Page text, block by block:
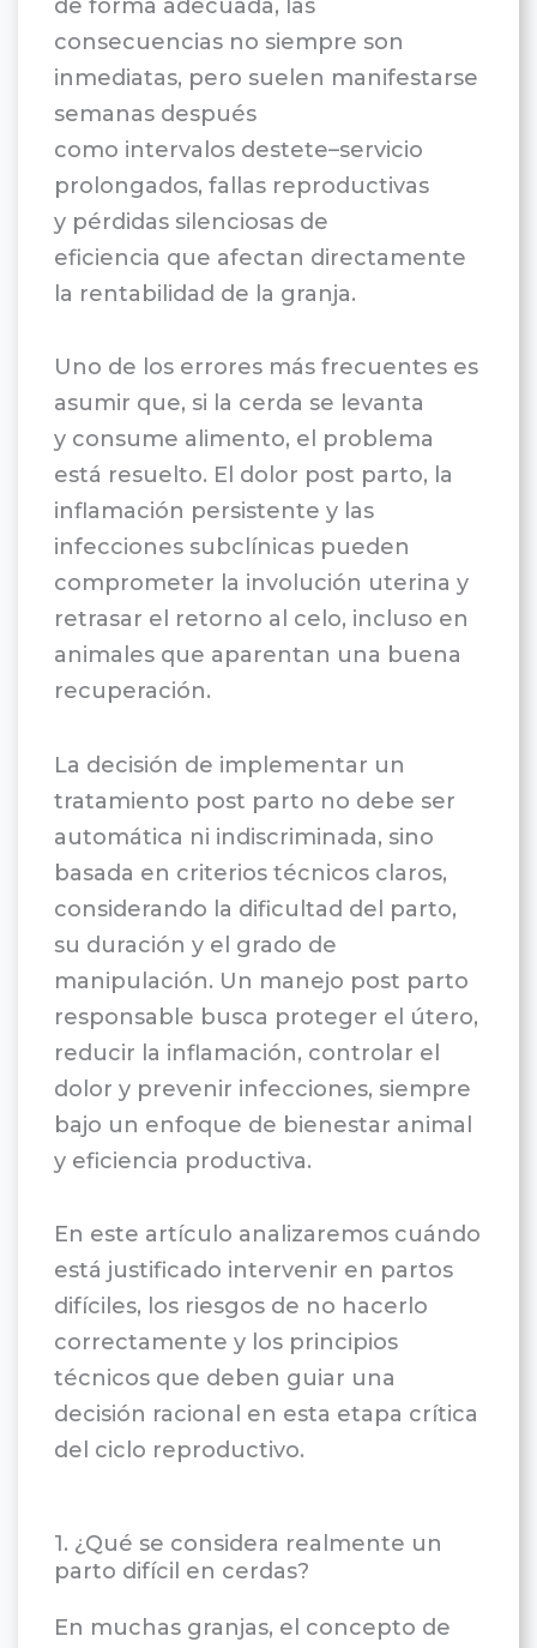
de forma adecuada, las
consecuencias no siempre son
inmediatas, pero suelen manifestarse
semanas después
como intervalos destete–servicio
prolongados, fallas reproductivas
y pérdidas silenciosas de
eficiencia que afectan directamente
la rentabilidad de la granja.
Uno de los errores más frecuentes es
asumir que, si la cerda se levanta
y consume alimento, el problema
está resuelto. El dolor post parto, la
inflamación persistente y las
infecciones subclínicas pueden
comprometer la involución uterina y
retrasar el retorno al celo, incluso en
animales que aparentan una buena
recuperación.
La decisión de implementar un
tratamiento post parto no debe ser
automática ni indiscriminada, sino
basada en criterios técnicos claros,
considerando la dificultad del parto,
su duración y el grado de
manipulación. Un manejo post parto
responsable busca proteger el útero,
reducir la inflamación, controlar el
dolor y prevenir infecciones, siempre
bajo un enfoque de bienestar animal
y eficiencia productiva.
En este artículo analizaremos cuándo
está justificado intervenir en partos
difíciles, los riesgos de no hacerlo
correctamente y los principios
técnicos que deben guiar una
decisión racional en esta etapa crítica
del ciclo reproductivo.
1. ¿Qué se considera realmente un
parto difícil en cerdas?
En muchas granjas, el concepto de